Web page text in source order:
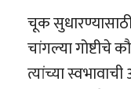
चूक
चांगल्या गोष्टीचे
त्यांच्या